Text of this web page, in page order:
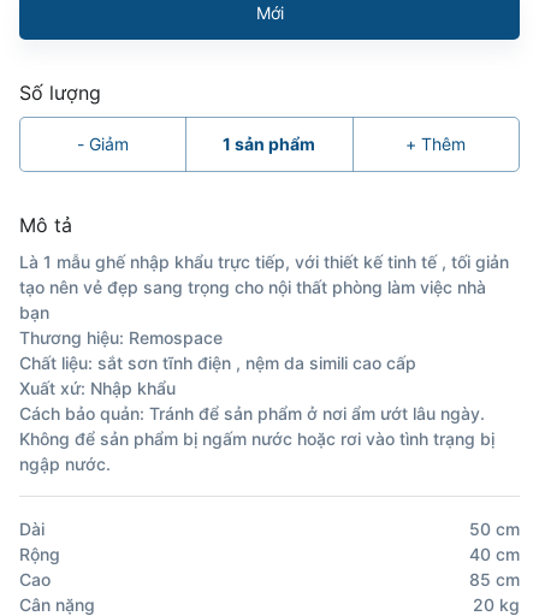
Mới
Số lượng
-Giảm 1 sản phẩm +Thêm
Mô tả
Là 1 mẫu ghế nhập khẩu trực tiếp, với thiết kế tinh tế , tối giản
tạo nên vẻ đẹp sang trọng cho nội thất phòng làm việc nhà
bạn
Thương hiệu: Remospace
Chất liệu: sắt sơn tĩnh điện , nệm da simili cao cấp
Xuất xứ: Nhập khẩu
Cách bảo quản: Tránh để sản phẩm ở nơi ẩm ướt lâu ngày.
Không để sản phẩm bị ngấm nước hoặc rơi vào tình trạng bị
ngập nước.
Dài 50 cm
Rộng
40 cm
Cao
85 cm
Cân nặng
20 kg